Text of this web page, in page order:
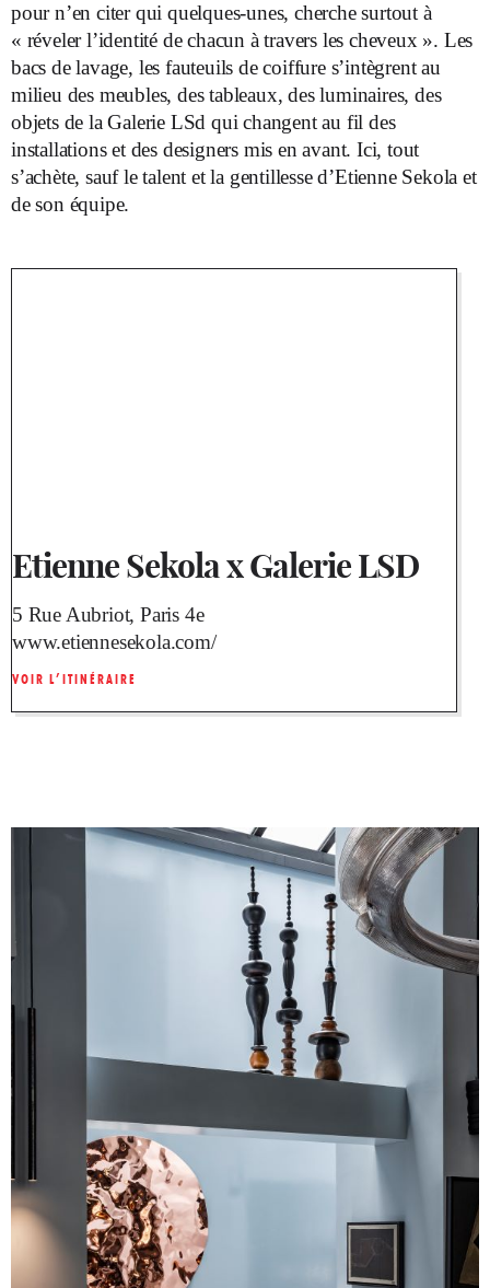
pour n’en citer qui quelques-unes, cherche surtout à
« réveler l’identité de chacun à travers les cheveux ». Les
bacs de lavage, les fauteuils de coiffure s’intègrent au
milieu des meubles, des tableaux, des luminaires, des
objets de la Galerie LSd qui changent au fil des
installations et des designers mis en avant. Ici, tout
s’achète, sauf le talent et la gentillesse d’Etienne Sekola et
de son équipe.
Etienne Sekola x Galerie LSD
5 Rue Aubriot, Paris 4e
www.etiennesekola.com/
VOIR L’ITINÉRAIRE